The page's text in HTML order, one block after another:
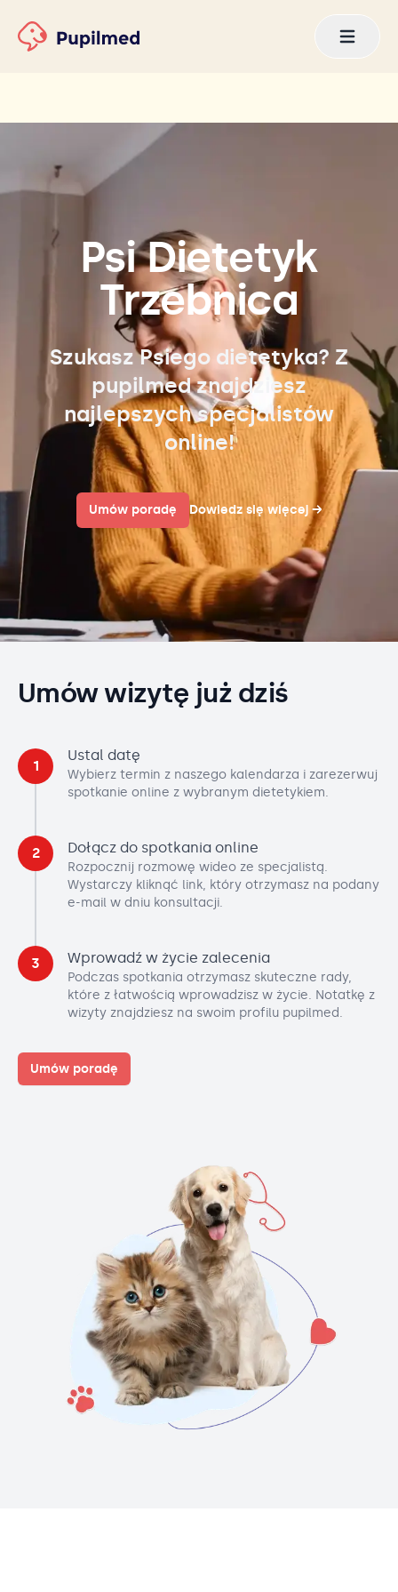
Psi Dietetyk
Trzebnica
Szukasz Psiego dietetyka? Z
pupilmed znajdziesz
najlepszych specjalistów
online!
Umów poradę Dowiedz się więcej →
Umów wizytę już dziś
1
Ustal datę
Wybierz termin z naszego kalendarza i zarezerwuj
spotkanie online z wybranym dietetykiem.
2 Dołącz do spotkania online
Rozpocznij rozmowę wideo ze specjalistą.
Wystarczy kliknąć link, który otrzymasz na podany
e-mail w dniu konsultacji.
3 Wprowadź w życie zalecenia
Podczas spotkania otrzymasz skuteczne rady,
które z łatwością wprowadzisz w życie. Notatkę z
wizyty znajdziesz na swoim profilu pupilmed.
Umów poradę